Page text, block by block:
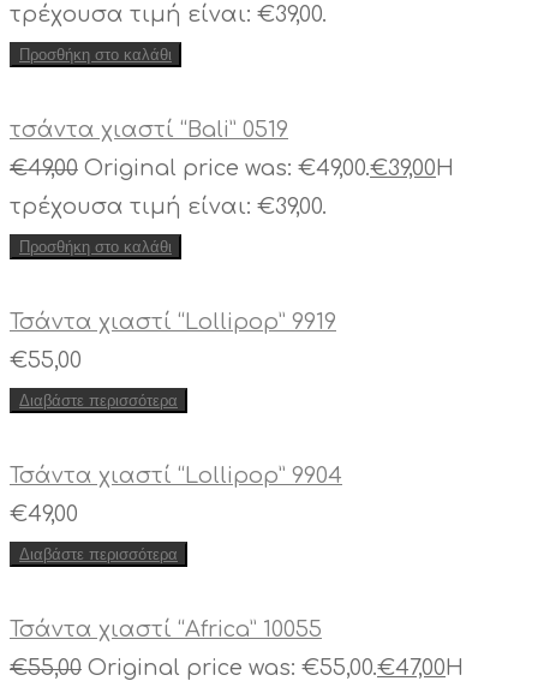
τρέχουσα τιμή είναι: €39,00.
Προσθήκη στο καλάθι
τσάντα χιαστί “Bali” 0519
€49,00 Original price was: €49,00.€39,00 Η
τρέχουσα τιμή είναι: €39,00.
Προσθήκη στο καλάθι
Τσάντα χιαστί “Lollipop” 9919
€55,00
Διαβάστε περισσότερα
Τσάντα χιαστί “Lollipop” 9904
€49,00
Διαβάστε περισσότερα
Τσάντα χιαστί “Africa” 10055
€55,00 Original price was: €55,00.€47,00 Η